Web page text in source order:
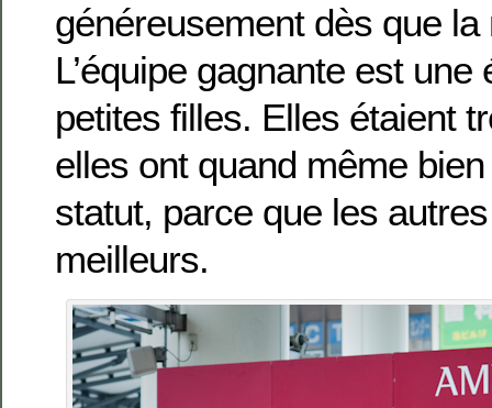
généreusement dès que la
L’équipe gagnante est
petites filles. Elles étaient
elles ont quand même
statut, parce que les
meilleurs.